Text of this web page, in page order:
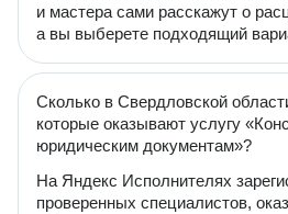
и мастера сами расскажут о
а вы выберете подходящий
Сколько в Свердловской
которые оказывают услугу
юридическим документам»?
На Яндекс Исполнителях
проверенных специалистов,